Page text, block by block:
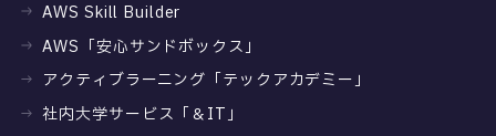
AWS Skill Builder
AWS「安心サンドボックス」
アクティブラーニング「テックアカデミー」
社内大学サービス「＆IT」